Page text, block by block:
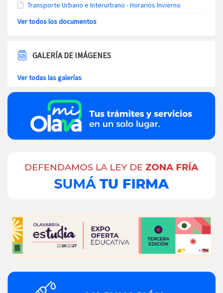
Transporte Urbano e Interurbano - Horarios Invierno
Ver todos los documentos
GALERÍA DE IMÁGENES
Ver todas las galerías